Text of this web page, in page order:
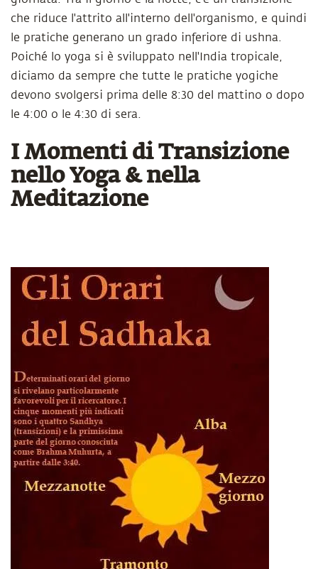
che riduce l'attrito all'interno dell'organismo, e quindi
le pratiche generano un grado inferiore di ushna.
Poiché lo yoga si è sviluppato nell'India tropicale,
diciamo da sempre che tutte le pratiche yogiche
devono svolgersi prima delle 8:30 del mattino o dopo
le 4:00 o le 4:30 di sera.
I Momenti di Transizione
nello Yoga & nella
Meditazione​​